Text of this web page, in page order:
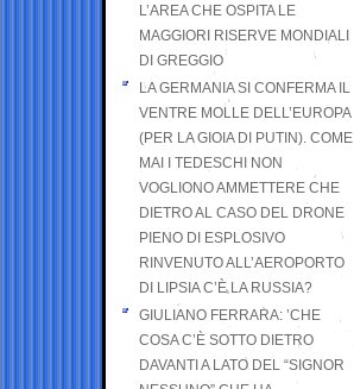
L’AREA CHE OSPITA LE
MAGGIORI RISERVE MONDIALI
DI GREGGIO
LA GERMANIA SI CONFERMA IL
VENTRE MOLLE DELL’EUROPA
(PER LA GIOIA DI PUTIN). COME
MAI I TEDESCHI NON
VOGLIONO AMMETTERE CHE
DIETRO AL CASO DEL DRONE
PIENO DI ESPLOSIVO
RINVENUTO ALL’AEROPORTO
DI LIPSIA C’È LA RUSSIA?
GIULIANO FERRARA: ’CHE
COSA C’È SOTTO DIETRO
DAVANTI A LATO DEL “SIGNOR